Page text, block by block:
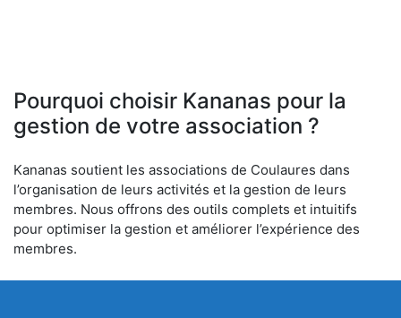
Pourquoi choisir Kananas pour la
gestion de votre association ?
Kananas soutient les associations de Coulaures dans
l’organisation de leurs activités et la gestion de leurs
membres. Nous offrons des outils complets et intuitifs
pour optimiser la gestion et améliorer l’expérience des
membres.